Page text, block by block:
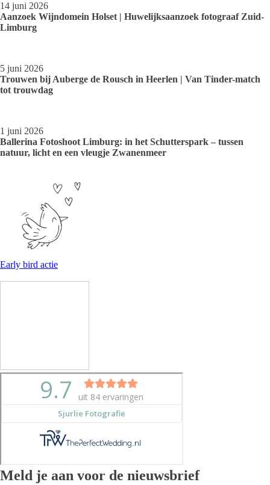
14 juni 2026
Aanzoek Wijndomein Holset | Huwelijksaanzoek fotograaf Zuid-
Limburg
5 juni 2026
Trouwen bij Auberge de Rousch in Heerlen | Van Tinder-match
tot trouwdag
1 juni 2026
Ballerina Fotoshoot Limburg: in het Schutterspark – tussen
natuur, licht en een vleugje Zwanenmeer
Early bird actie
Meld je aan voor de nieuwsbrief